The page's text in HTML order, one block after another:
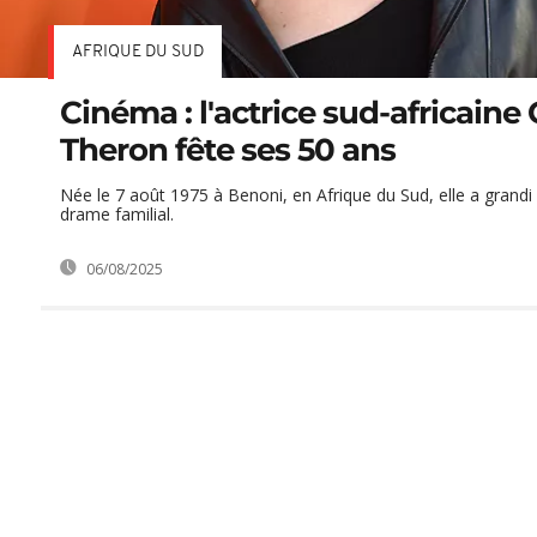
AFRIQUE DU SUD
Cinéma : l'actrice sud-africaine
Theron fête ses 50 ans
Née le 7 août 1975 à Benoni, en Afrique du Sud, elle a
drame familial.
06/08/2025